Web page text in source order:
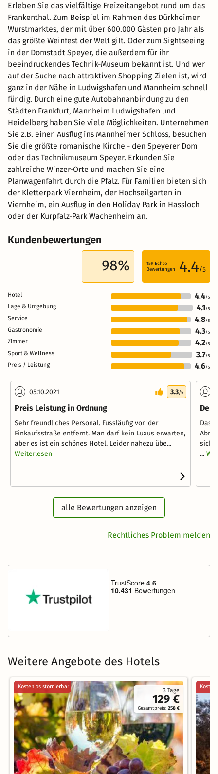
Erleben Sie das vielfältige Freizeitangebot rund um das
Frankenthal. Zum Beispiel im Rahmen des Dürkheimer
Wurstmarktes, der mit über 600.000 Gästen pro Jahr als
das größte Weinfest der Welt gilt. Oder zum Sightseeing
in der Domstadt Speyer, die außerdem für ihr
beeindruckendes Technik-Museum bekannt ist. Und wer
auf der Suche nach attraktiven Shopping-Zielen ist, wird
ganz in der Nähe in Ludwigshafen und Mannheim schnell
fündig. Durch eine gute Autobahnanbindung zu den
Städten Frankfurt, Mannheim Ludwigshafen und
Heidelberg haben Sie viele Möglichkeiten. Unternehmen
Sie z.B. einen Ausflug ins Mannheimer Schloss, besuchen
Sie die größte romanische Kirche - den Speyerer Dom
oder das Technikmuseum Speyer. Erkunden Sie
zahlreiche Winzer-Orte und machen Sie eine
Planwagenfahrt durch die Pfalz. Für Familien bieten sich
der Kletterpark Viernheim, der Hochseilgarten in
Viernheim, ein Ausflug in den Holiday Park in Hassloch
oder der Kurpfalz-Park Wachenheim an.
Kundenbewertungen
98% 159 Echte
Bewertungen
4.4/5
Hotel 4.4/5
Lage & Umgebung 4.1/5
Service 4.8/5
Gastronomie 4.3/5
Zimmer 4.2/5
Sport & Wellness 3.7/5
Preis / Leistung 4.6/5
05.10.2021 3.3/5
Preis Leistung in Ordnung
Sehr freundliches Personal. Fussläufig von der
Einkaufsstraße entfernt. Man darf kein Luxus erwarten,
aber es ist ein schönes Hotel. Leider nahezu übe...
Weiterlesen
Der
Das
...
alle Bewertungen anzeigen
Rechtliches Problem melden
Weitere Angebote des Hotels
3 Tage
129 €
Gesamtpreis:258 €
Kostenlos stornierbar